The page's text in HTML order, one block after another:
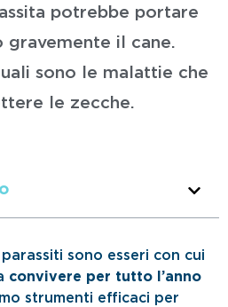
potrebbe portare
gravemente il cane.
sono le malattie che
le zecche.
sono esseri con cui
convivere per tutto l’anno
strumenti efficaci per